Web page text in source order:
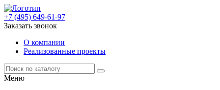
+7 (495) 649-61-97
Заказать звонок
О компании
Реализованные проекты
Меню